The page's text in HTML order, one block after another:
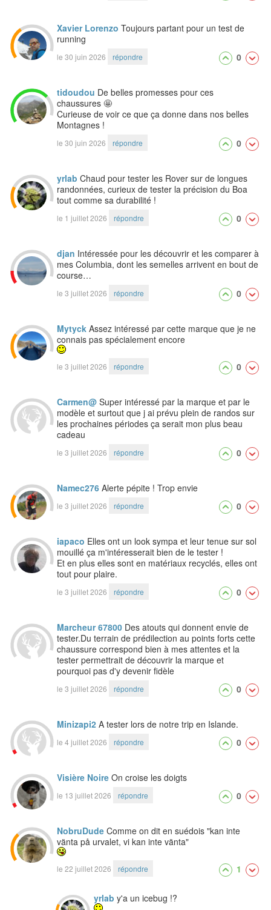
Xavier Lorenzo Toujours partant pour un test de
running
le 30 juin 2026 répondre 0
tidoudou De belles promesses pour ces
chaussures 🤩
Curieuse de voir ce que ça donne dans nos belles
Montagnes !
le 30 juin 2026 répondre 0
yrlab Chaud pour tester les Rover sur de longues
randonnées, curieux de tester la précision du Boa
tout comme sa durabilité !
le 1 juillet 2026 répondre 0
djan Intéressée pour les découvrir et les comparer à
mes Columbia, dont les semelles arrivent en bout de
course…
le 3 juillet 2026 répondre 0
Mytyck Assez intéressé par cette marque que je ne
connais pas spécialement encore
le 3 juillet 2026 répondre 0
Carmen@ Super intéressé par la marque et par le
modèle et surtout que j ai prévu plein de randos sur
les prochaines périodes ça serait mon plus beau
cadeau
le 3 juillet 2026 répondre 0
Namec276 Alerte pépite ! Trop envie
le 3 juillet 2026 répondre 0
iapaco Elles ont un look sympa et leur tenue sur sol
mouillé ça m'intéresserait bien de le tester !
Et en plus elles sont en matériaux recyclés, elles ont
tout pour plaire.
le 3 juillet 2026 répondre 0
Marcheur 67800 Des atouts qui donnent envie de
tester.Du terrain de prédilection au points forts cette
chaussure correspond bien à mes attentes et la
tester permettrait de découvrir la marque et
pourquoi pas d'y devenir fidèle
le 3 juillet 2026 répondre 0
Minizapi2 A tester lors de notre trip en Islande.
le 4 juillet 2026 répondre 0
Visière Noire On croise les doigts
le 13 juillet 2026 répondre 0
NobruDude Comme on dit en suédois "kan inte
vänta på urvalet, vi kan inte vänta"
le 22 juillet 2026 répondre 1
yrlab y'a un icebug !?